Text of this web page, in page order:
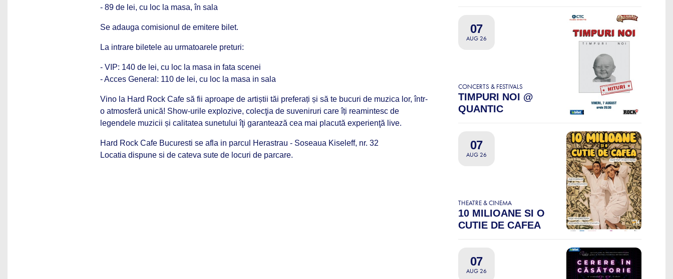
- 89 de lei, cu loc la masa, în sala
Se adauga comisionul de emitere bilet.
La intrare biletele au urmatoarele preturi:
- VIP: 140 de lei, cu loc la masa in fata scenei
- Acces General: 110 de lei, cu loc la masa in sala
Vino la Hard Rock Cafe să fii aproape de artiștii tăi preferați și să te bucuri de muzica lor, într-
o atmosferă unică! Show-urile explozive, colecţia de suveniruri care îți reamintesc de
legendele muzicii și calitatea sunetului îţi garantează cea mai placută experienţă live.
Hard Rock Cafe Bucuresti se afla in parcul Herastrau - Soseaua Kiseleff, nr. 32
Locatia dispune si de cateva sute de locuri de parcare.
07
AUG 26
CONCERTS & FESTIVALS
TIMPURI NOI @
QUANTIC
07
AUG 26
THEATRE & CINEMA
10 MILIOANE SI O
CUTIE DE CAFEA
07
AUG 26